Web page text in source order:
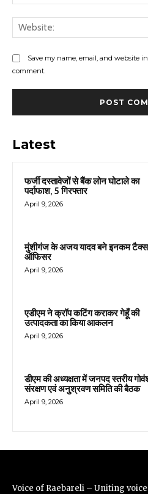
Save my name, email, and website
comment.
Latest
फर्जी दस्तावेजों से बैंक लोन घोटाले का
पर्दाफाश, 5 गिरफ्तार
April 9, 2026
मुंशीगंज के अजय यादव बने इनकम टैक्स
ऑफिसर
April 9, 2026
एडीएम ने क्रॉप कटिंग कराकर गेहूँ की
उत्पादकता का किया आकलन
April 9, 2026
डीएम की अध्यक्षता में जनपद स्तरीय
संरक्षण एवं अनुश्रवण समिति की बैठक
April 9, 2026
Voice of Raebareli – Uniting